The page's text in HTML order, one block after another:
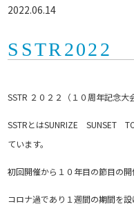
2022.06.14
SSTR2022
SSTR ２０２２（１０周年記念大
SSTRとはSUNRIZE SUNSET
ています。
初回開催から１０年目の節目の開
コロナ過であり１週間の期間を